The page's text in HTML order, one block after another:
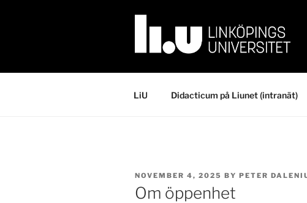
LiU Didacticum på Liunet (intranät)
POSTED
ON
NOVEMBER 4, 2025 BY PETER
Om öppenhet